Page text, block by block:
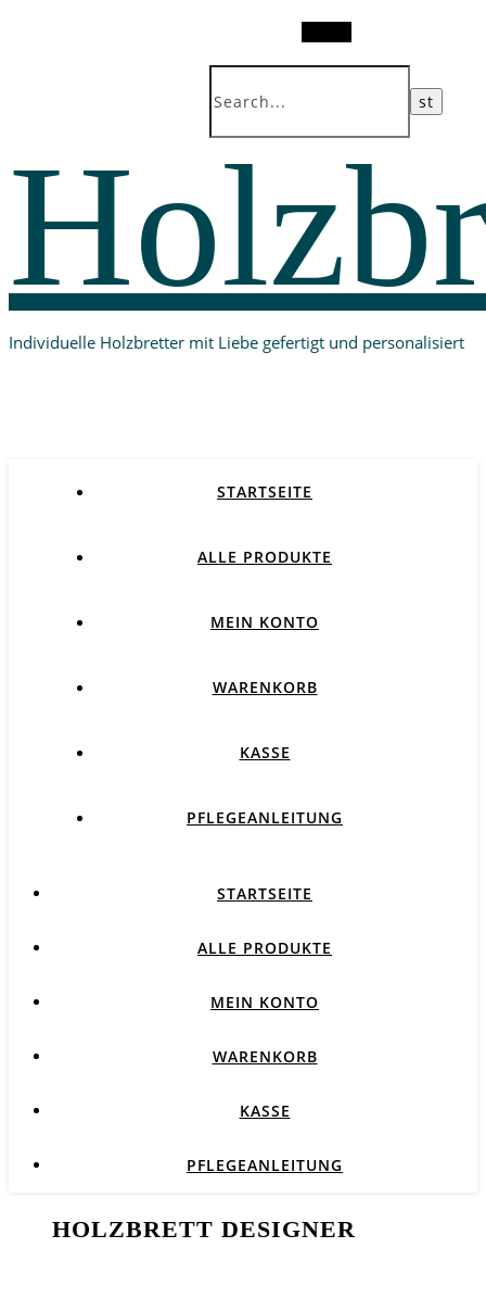
Individuelle Holzbretter mit Liebe gefertigt und personalisiert
STARTSEITE
ALLE PRODUKTE
MEIN KONTO
WARENKORB
KASSE
PFLEGEANLEITUNG
STARTSEITE
ALLE PRODUKTE
MEIN KONTO
WARENKORB
KASSE
PFLEGEANLEITUNG
HOLZBRETT DESIGNER